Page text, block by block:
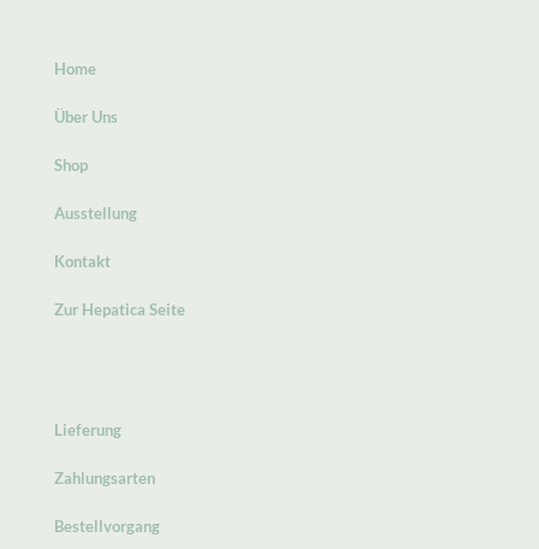
Home
Über Uns
Shop
Ausstellung
Kontakt
Zur Hepatica Seite
Lieferung
Zahlungsarten
Bestellvorgang